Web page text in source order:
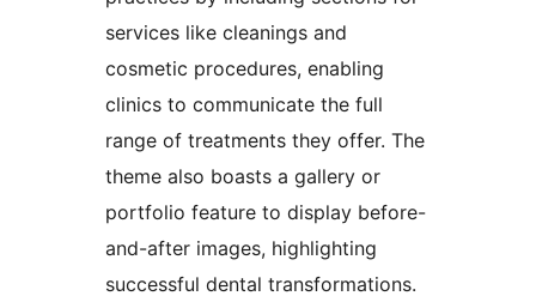
services like cleanings and
cosmetic procedures, enabling
clinics to communicate the full
range of treatments they offer. The
theme also boasts a gallery or
portfolio feature to display before-
and-after images, highlighting
successful dental transformations.